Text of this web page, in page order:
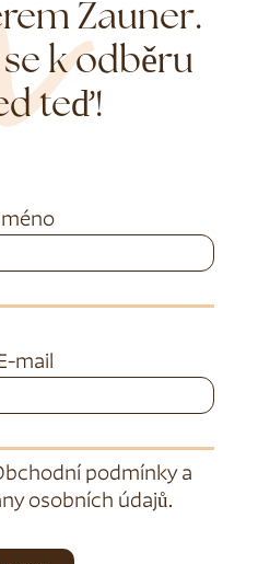
Zauner.
k odběru
teď!
mail
podmínkya
osobních údajů.